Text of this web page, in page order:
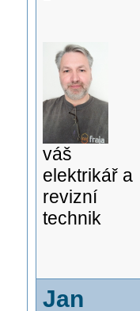
váš
elektrikář a
revizní
technik
Jan